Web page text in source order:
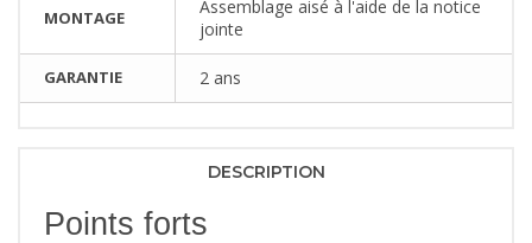
MONTAGE
Assemblage aisé à l'aide de la notice
jointe
GARANTIE 2 ans
DESCRIPTION
Points forts